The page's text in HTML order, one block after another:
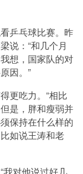
乒乓球比赛。昨
说：“和几个月
想，国家队的对
因。”
更吃力。“相比
是，胖和瘦弱并
保持在什么样的
如说王涛和老
对他说过好几